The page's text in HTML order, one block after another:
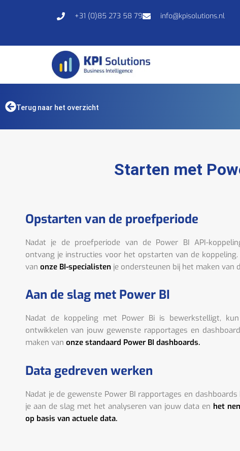
+31 (0)85 273 58 79 info@kpisolutions.nl
Terug naar het overzicht
Starten met
Opstarten van de proefperiode
Nadat je de proefperiode van de Power BI API-
ontvang je instructies voor het opstarten van de koppeling.
van onze BI-specialisten je ondersteunen bij het maken van
Aan de slag met Power BI
Nadat de koppeling met Power Bi is bewerkstelligt,
ontwikkelen van jouw gewenste rapportages en
maken van onze standaard Power BI dashboards.
Data gedreven werken
Nadat je de gewenste Power BI rapportages en
je aan de slag met het analyseren van jouw data en het
op basis van actuele data.